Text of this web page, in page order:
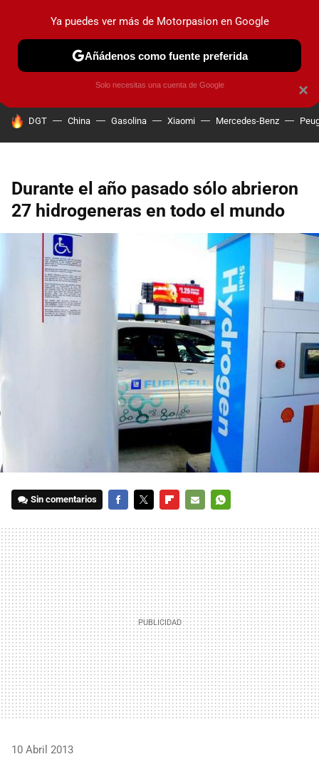
PRUEBAS COCHES ELÉCTRICOS OBSERVATORIO
HOY SE HABLA DE
DGT China Gasolina Xiaomi Mercedes-Benz
Durante el año pasado sólo abrieron
27 hidrogeneras en todo el mundo
Sin comentarios
MAIL
10 Abril 2013
×
Ya puedes ver más de Motorpasion en Google
Añádenos como fuente preferida
Solo necesitas una cuenta de Google